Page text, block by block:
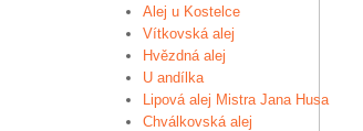
Alej u Kostelce
Vítkovská alej
Hvězdná alej
U andílka
Lipová alej Mistra Jana Husa
Chválkovská alej